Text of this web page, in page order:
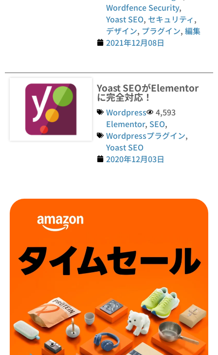
Wordfence Security,
Yoast SEO, セキュリティ,
デザイン, プラグイン,編集
2021年12月08日
Yoast SEOがElementor
に完全対応！
Wordpress
4,593
Elementor, SEO,
Wordpressプラグイン,
Yoast SEO
2020年12月03日